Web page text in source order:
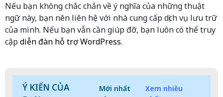
Nếu bạn không chắc chắn về ý nghĩa của những thuật
ngữ này, bạn nên liên hệ với nhà cung cấp dịch vụ lưu trữ
của mình. Nếu bạn vẫn cần giúp đỡ, bạn luôn có thể truy
cậpdiễn đàn hỗ trợ WordPress.
Ý KIẾN CỦA
Mới nhất
Xem nhiều